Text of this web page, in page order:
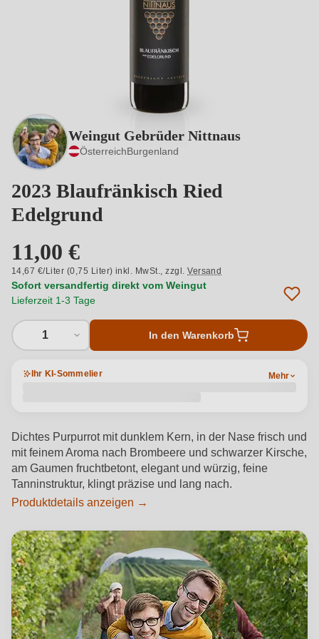
Weingut Gebrüder Nittnaus
ÖsterreichBurgenland
2023 Blaufränkisch Ried
Edelgrund
11,00 €
14,67 €/Liter (0,75 Liter) inkl. MwSt.,zzgl.Versand
Sofort versandfertig direkt vom Weingut
Lieferzeit 1-3 Tage
1 In den Warenkorb
Ihr KI-Sommelier Mehr
Dichtes Purpurrot mit dunklem Kern, in der Nase frisch und
mit feinem Aroma nach Brombeere und schwarzer Kirsche,
am Gaumen fruchtbetont, elegant und würzig, feine
Tanninstruktur, klingt präzise und lang nach.
Produktdetails anzeigen →